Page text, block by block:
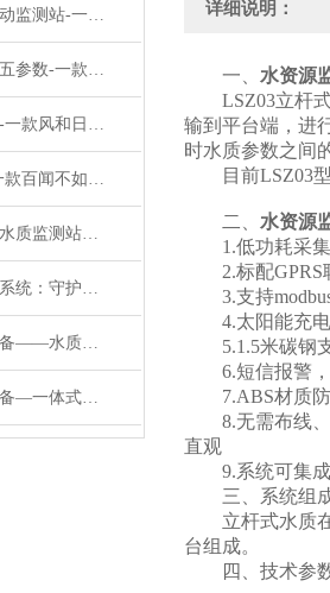
饮用水源地水质自动监测站-一款实力在线的水质监测预警系统设备#2023已更新
水质监测设备常规五参数-一款心旷神怡的水质快速监测设备#2023已更新
池塘水质监测设备-一款风和日丽的多参数水质在线监测设备#2023已更新
水产养殖监测站-一款百闻不如一见的水质监测站#2023已更新
立杆式岸边多参数水质监测站：守护碧水的“智能哨兵”
立杆式水环境监测系统：守护碧水的立杆水质监测站
水质监测站监测设备——水质在线监测系统：城市供水与污水处理的安全哨兵
水质在线监测站设备—一体式水质监测站：工业废水达标排放的“实时监管员”
详细说明：
一、 水资源
LSZ03立杆式
输到平台端，进
时水质参数之间
目前LSZ03型
二、 水资源
1.低功耗采集
2.标配GPRS
3.支持
4.太阳能充电
5.1.5米碳钢
6.短信报警，
7.ABS材质防
8.无需布线、
直观
9.系统可集成
三、系统组
立杆式水质在
台组成。
四、技术参